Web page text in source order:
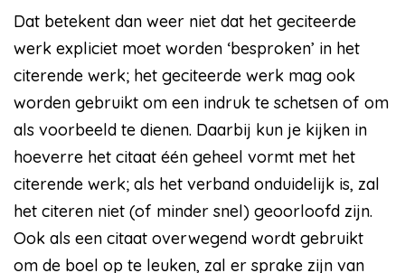
Dat betekent dan weer niet dat het geciteerde
werk expliciet moet worden ‘besproken’ in het
citerende werk; het geciteerde werk mag ook
worden gebruikt om een indruk te schetsen of om
als voorbeeld te dienen. Daarbij kun je kijken in
hoeverre het citaat één geheel vormt met het
citerende werk; als het verband onduidelijk is, zal
het citeren niet (of minder snel) geoorloofd zijn.
Ook als een citaat overwegend wordt gebruikt
om de boel op te leuken, zal er sprake zijn van